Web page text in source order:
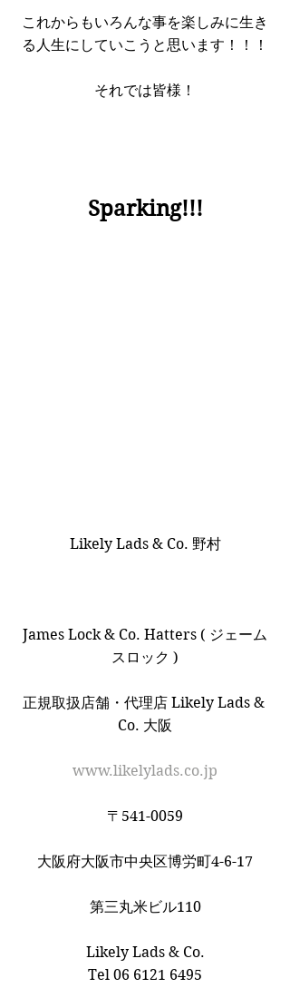
これからもいろんな事を楽しみに生き
る人生にしていこうと思います！！！
それでは皆様！
Sparking!!!
Likely Lads & Co. 野村
James Lock & Co. Hatters ( ジェーム
スロック )
正規取扱店舗・代理店 Likely Lads &
Co. 大阪
www.likelylads.co.jp
〒541-0059
大阪府大阪市中央区博労町4-6-17
第三丸米ビル110
Likely Lads & Co.﻿
Tel 06 6121 6495